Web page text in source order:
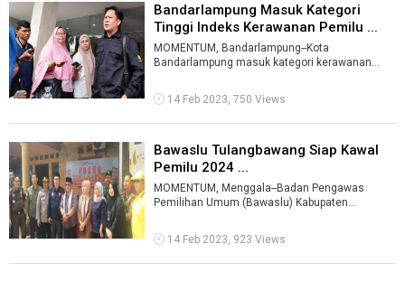
Bandarlampung Masuk Kategori
Tinggi Indeks Kerawanan Pemilu ...
MOMENTUM, Bandarlampung--Kota
Bandarlampung masuk kategori kerawanan
Indeks Kera ...
14 Feb 2023, 750 Views
Bawaslu Tulangbawang Siap Kawal
Pemilu 2024 ...
MOMENTUM, Menggala--Badan Pengawas
Pemilihan Umum (Bawaslu) Kabupaten
Pemilu 2024."Ini ...
14 Feb 2023, 923 Views